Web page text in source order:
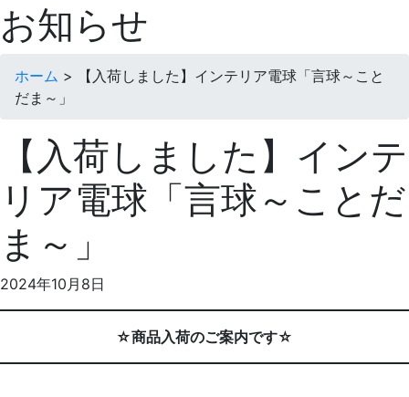
お知らせ
ホーム >
【入荷しました】インテリア電球「言球～こと
だま～」
【入荷しました】インテ
リア電球「言球～ことだ
ま～」
2024年10月8日
☆商品入荷のご案内です☆